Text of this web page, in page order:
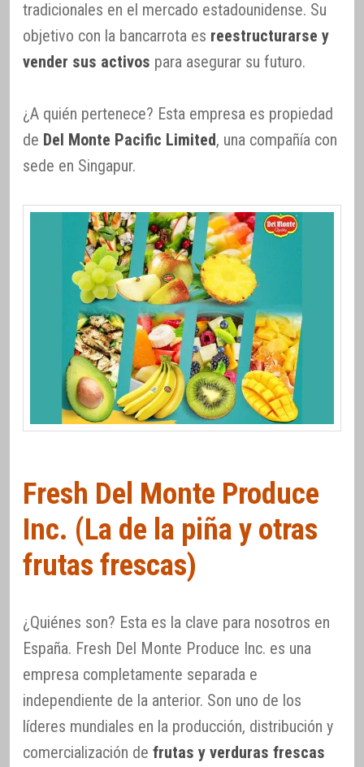
tradicionales en el mercado estadounidense. Su
objetivo con la bancarrota es reestructurarse y
vender sus activos para asegurar su futuro.
¿A quién pertenece? Esta empresa es propiedad
de Del Monte Pacific Limited, una compañía con
sede en Singapur.
Fresh Del Monte Produce
Inc. (La de la piña y otras
frutas frescas)
¿Quiénes son? Esta es la clave para nosotros en
España. Fresh Del Monte Produce Inc. es una
empresa completamente separada e
independiente de la anterior. Son uno de los
líderes mundiales en la producción, distribución y
comercialización de frutas y verduras frescas